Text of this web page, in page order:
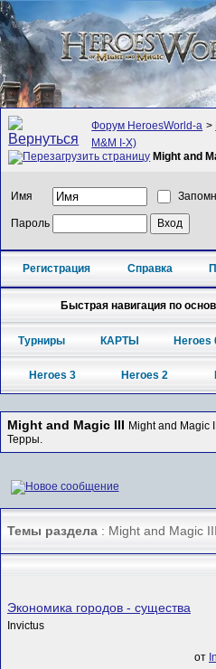
Форум HeroesWorld-а >
M&M I-X)
Might and
Имя
Пароль
Регистрация Справка
Быстрая навигация по
Турниры КАРТЫ Heroes
Heroes 3 Heroes 2
Might and Magic III Might and Magic
Терры.
Темы раздела : Might and Magic III
Экономика городов - существа
Invictus
от